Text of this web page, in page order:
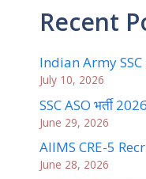
Recent
Indian Army
July 10, 2026
SSC ASO भर्ती
June 29, 2026
AIIMS CRE-5
June 28, 2026